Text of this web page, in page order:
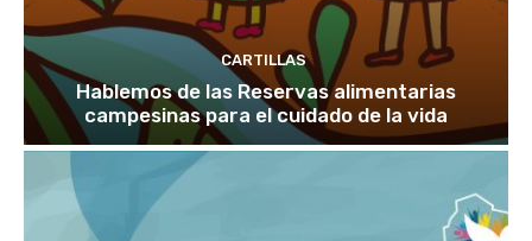
CARTILLAS
Hablemos de las Reservas alimentarias
campesinas para el cuidado de la vida